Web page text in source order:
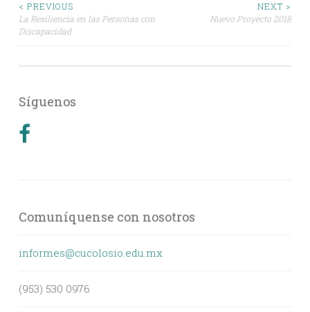
Post
navigation
< PREVIOUS
La Resiliencia en las Personas con
Discapacidad
NEXT >
Nuevo Proyecto 2018
Síguenos
Comuníquense con nosotros
informes@cucolosio.edu.mx
(953) 530 0976